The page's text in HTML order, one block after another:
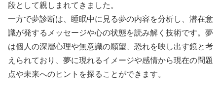
段として親しまれてきました。
一方で夢診断は、睡眠中に見る夢の内容を分析し、潜在意
識が発するメッセージや心の状態を読み解く技術です。夢
は個人の深層心理や無意識の願望、恐れを映し出す鏡と考
えられており、夢に現れるイメージや感情から現在の問題
点や未来へのヒントを探ることができます。